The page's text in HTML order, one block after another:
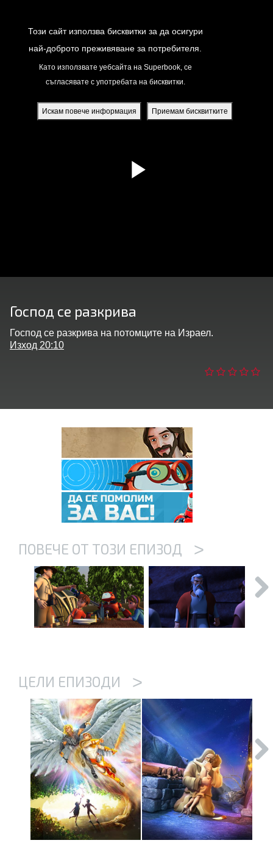
Този сайт използва бисквитки за да осигури
най-доброто преживяване за потребителя.
Като използвате уебсайта на Superbook, се
съгласявате с употребата на бисквитки.
Искам повече информация Приемам бисквитките
езика
Господ се разкрива
Господ се разкрива на потомците на Израел.
Изход 20:10
ПОВЕЧЕ ОТ ТОЗИ ЕПИЗОД >
ЦЕЛИ ЕПИЗОДИ >